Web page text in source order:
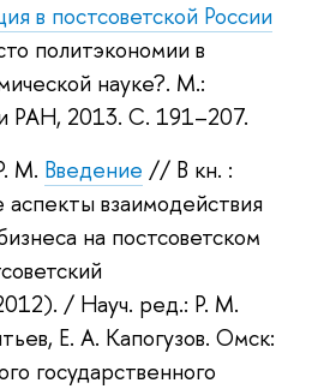
в постсоветской России
политэкономии в
науке?. М.:
РАН, 2013. С. 191–207.
М. Введение // В кн. :
взаимодействия
на постсоветском
/ Науч. ред.: Р. М.
, Е. А. Капогузов. Омск:
государственного